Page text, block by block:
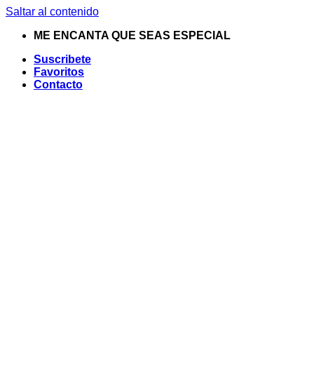
Saltar al contenido
ME ENCANTA QUE SEAS ESPECIAL
Suscribete
Favoritos
Contacto